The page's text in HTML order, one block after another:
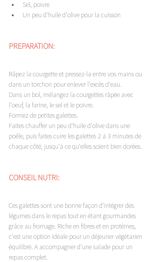
Sel, poivre
Un peu d'huile d'olive pour la cuisson
PREPARATION:
Râpez la courgette et pressez-la entre vos mains ou
dans un torchon pour enlever l'excès d'eau.
Dans un bol, mélangez la courgettes râpée avec
l'oeuf, la farine, le sel et le poivre.
Formez de petites galettes.
Faites chauffer un peu d'huile d'olive dans une
poêle, puis faites cuire les galettes 2 à 3 minutes de
chaque côté, jusqu'à ce qu'elles soient bien dorées.
CONSEIL NUTRI:
Ces galettes sont une bonne façon d'intégrer des
légumes dans le repas tout en étant gourmandes
grâce au fromage. Riche en fibres et en protéines,
c'est une option idéale pour un déjeuner végétarien
équilibré. A accompagner d'une salade pour un
repas complet.